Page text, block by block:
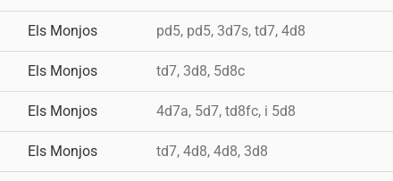
Els Monjos pd5, pd5, 3d7s, td7, 4d8
Els Monjos td7, 3d8, 5d8c
Els Monjos 4d7a, 5d7, td8fc, i 5d8
Els Monjos td7, 4d8, 4d8, 3d8